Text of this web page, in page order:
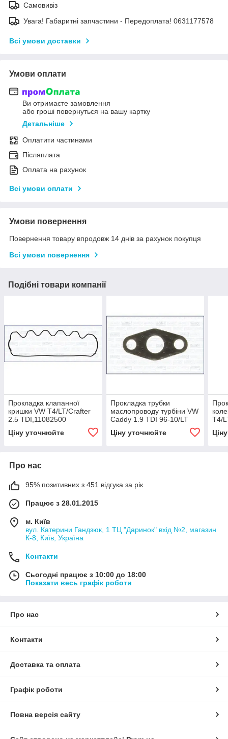
Самовивіз
Увага! Габаритні запчастини - Передоплата! 0631177578
Всі умови доставки
Умови оплати
Ви отримаєте замовлення
або гроші повернуться на вашу картку
Детальніше
Оплатити частинами
Післяплата
Оплата на рахунок
Всі умови оплати
Умови повернення
Повернення товару впродовж 14 днів за рахунок покупця
Всі умови повернення
Подібні товари компанії
Прокладка клапанної
кришки VW T4/LT/Crafter
2.5 TDI,11082500
Ціну уточнюйте
Прокладка трубки
маслопроводу турбіни VW
Caddy 1.9 TDI 96-10/LT
92-03/2.5 TDI
Ціну уточнюйте
T4/
Про нас
95% позитивних з 451 відгука за рік
Працює з 28.01.2015
м. Київ
вул. Катерини Гандзюк, 1 ТЦ "Даринок" вхід №2, магазин
К-8, Київ, Україна
Контакти
Сьогодні працює з 10:00 до 18:00
Показати весь графік роботи
Про нас
Контакти
Доставка та оплата
Графік роботи
Повна версія сайту